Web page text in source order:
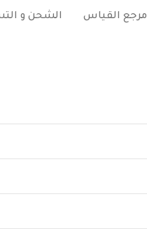
مرجع القياس الشحن و